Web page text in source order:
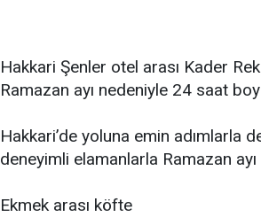
Hakkari Şenler otel arası Kader
Ramazan ayı nedeniyle 24 saat
Hakkari’de yoluna emin adımlarla
deneyimli elamanlarla Ramazan
Ekmek arası köfte